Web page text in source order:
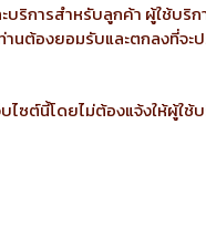
ริการสำหรับลูกค้า ผู้ใช้บริ
านต้องยอมรับและตกลงที่จ
ซต์นี้โดยไม่ต้องแจ้งให้ผู้ใช้